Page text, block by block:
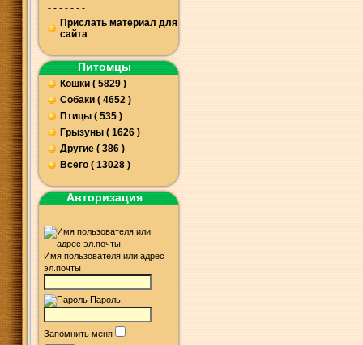
- - - - - - -
Прислать материал для
сайта
Питомцы
Кошки ( 5829 )
Собаки ( 4652 )
Птицы ( 535 )
Грызуны ( 1626 )
Другие ( 386 )
Всего ( 13028 )
Авторизация
Имя пользователя или адрес
эл.почты
Пароль
Запомнить меня